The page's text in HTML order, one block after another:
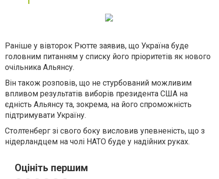
Раніше у вівторок Рютте заявив, що Україна буде
головним питанням у списку його пріоритетів як нового
очільника Альянсу.
Він також розповів, що не стурбований можливим
впливом результатів виборів президента США на
єдність Альянсу та, зокрема, на його спроможність
підтримувати Україну.
Столтенберг зі свого боку висловив упевненість, що з
нідерландцем на чолі НАТО буде у надійних руках.
Оцініть першим